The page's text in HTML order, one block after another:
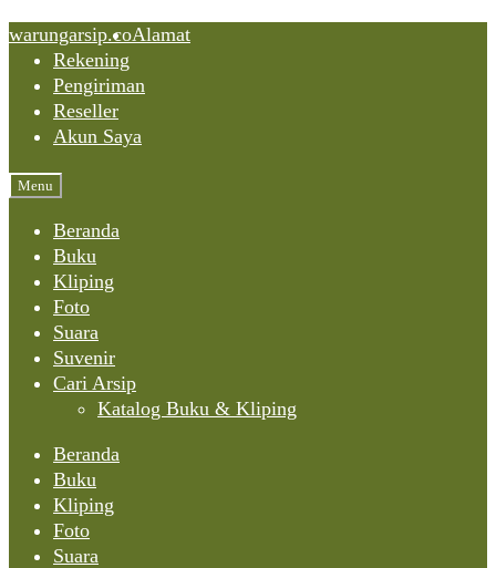
Skip
content
Skip
navigation
Skip
content
warungarsip.coAlamat
Rekening
Pengiriman
Reseller
Akun Saya
Menu
Beranda
Buku
Kliping
Foto
Suara
Suvenir
Cari Arsip
Katalog Buku & Kliping
Beranda
Buku
Kliping
Foto
Suara